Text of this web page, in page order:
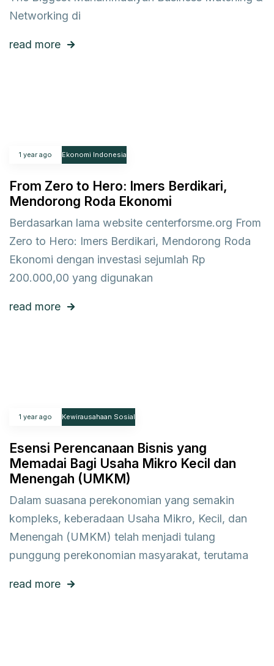
Networking di
read more
1 year ago Ekonomi Indonesia
From Zero to Hero: Imers Berdikari,
Mendorong Roda Ekonomi
Berdasarkan lama website centerforsme.org From
Zero to Hero: Imers Berdikari, Mendorong Roda
Ekonomi dengan investasi sejumlah Rp
200.000,00 yang digunakan
read more
1 year ago Kewirausahaan Sosial
Esensi Perencanaan Bisnis yang
Memadai Bagi Usaha Mikro Kecil dan
Menengah (UMKM)
Dalam suasana perekonomian yang semakin
kompleks, keberadaan Usaha Mikro, Kecil, dan
Menengah (UMKM) telah menjadi tulang
punggung perekonomian masyarakat, terutama
read more